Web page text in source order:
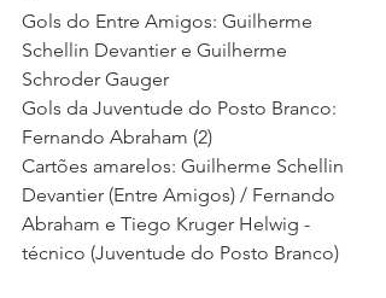
Gols do Entre Amigos: Guilherme
Schellin Devantier e Guilherme
Schroder Gauger
Gols da Juventude do Posto Branco:
Fernando Abraham (2)
Cartões amarelos: Guilherme Schellin
Devantier (Entre Amigos) / Fernando
Abraham e Tiego Kruger Helwig -
técnico (Juventude do Posto Branco)